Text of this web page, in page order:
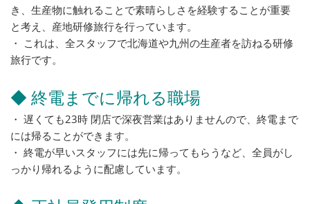
き、生産物に触れることで素晴らしさを経験することが重要
と考え、産地研修旅行を行っています。
・ これは、全スタッフで北海道や九州の生産者を訪ねる研修
旅行です。
◆ 終電までに帰れる職場
・ 遅くても23時 閉店で深夜営業はありませんので、終電まで
には帰ることができます。
・ 終電が早いスタッフには先に帰ってもらうなど、全員がし
っかり帰れるように配慮しています。